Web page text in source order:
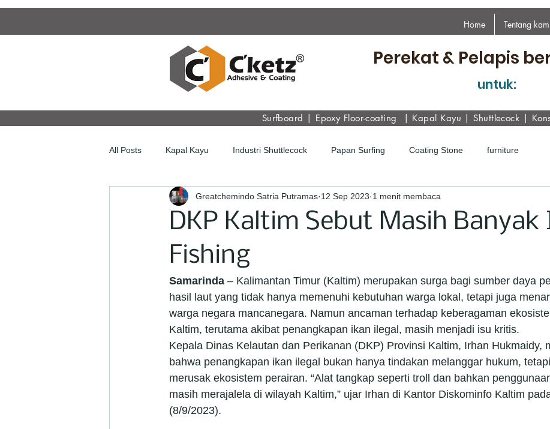
Home Tentang
Perekat & Pelapis
untuk:
Surfboard | Epoxy Floor-coating | Kapal Kayu |Shuttlecock |
All Posts Kapal Kayu Industri Shuttlecock Papan Surfing Coating Stone furniture
DKP Kaltim Sebut Masih Banyak
Fishing
Greatchemindo Satria Putramas 12 Sep 2023 1 menit membaca
Samarinda – Kalimantan Timur (Kaltim) merupakan surga bagi sumber daya
hasil laut yang tidak hanya memenuhi kebutuhan warga lokal, tetapi juga
warga negara mancanegara. Namun ancaman terhadap keberagaman
Kaltim, terutama akibat penangkapan ikan ilegal, masih menjadi isu kritis.
Kepala Dinas Kelautan dan Perikanan (DKP) Provinsi Kaltim, Irhan Hukmaidy,
bahwa penangkapan ikan ilegal bukan hanya tindakan melanggar hukum,
merusak ekosistem perairan. “Alat tangkap seperti troll dan bahkan
masih merajalela di wilayah Kaltim,” ujar Irhan di Kantor Diskominfo Kaltim
(8/9/2023).